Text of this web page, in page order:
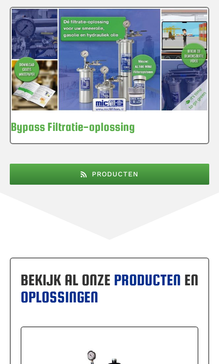
Bypass Filtratie-oplossing
PRODUCTEN
BEKIJK AL ONZE PRODUCTEN EN
OPLOSSINGEN